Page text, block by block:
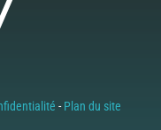
-Plan du site